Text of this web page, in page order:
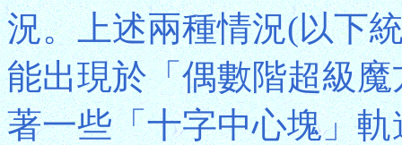
況。上述兩種情況(以下
能出現於「偶數階超級
著一些「十字中心塊」